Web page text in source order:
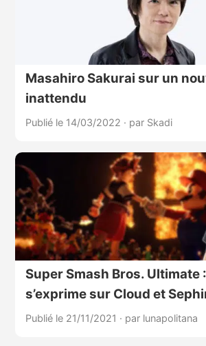
Masahiro Sakurai sur un
inattendu
Publié le 14/03/2022 · par Skadi
Super Smash Bros. Ultimate
s’exprime sur Cloud et
Publié le 21/11/2021 · par lunapolitana